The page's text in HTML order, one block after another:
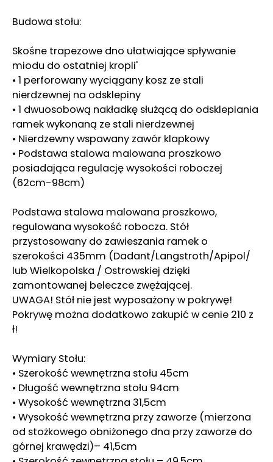
Budowa stołu:
Skośne trapezowe dno ułatwiające spływanie
miodu do ostatniej kropli'
• 1 perforowany wyciągany kosz ze stali
nierdzewnej na odsklepiny
• 1 dwuosobową nakładkę służącą do odsklepiania
ramek wykonaną ze stali nierdzewnej
• Nierdzewny wspawany zawór klapkowy
• Podstawa stalowa malowana proszkowo
posiadająca regulację wysokości roboczej
(62cm-98cm)
Podstawa stalowa malowana proszkowo,
regulowana wysokość robocza. Stół
przystosowany do zawieszania ramek o
szerokości 435mm (Dadant/Langstroth/Apipol/
lub Wielkopolska / Ostrowskiej dzięki
zamontowanej beleczce zwężającej.
UWAGA! Stół nie jest wyposażony w pokrywę!
Pokrywę można dodatkowo zakupić w cenie 210 z
ł!
Wymiary Stołu:
• Szerokość wewnętrzna stołu 45cm
• Długość wewnętrzna stołu 94cm
• Wysokość wewnętrzna 31,5cm
• Wysokość wewnętrzna przy zaworze (mierzona
od stożkowego obniżonego dna przy zaworze do
górnej krawędzi)– 41,5cm